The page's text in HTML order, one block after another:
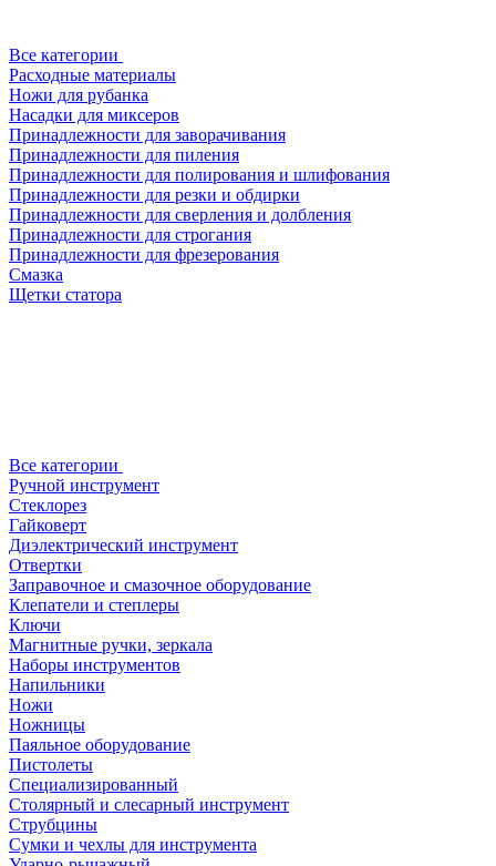
Все категории
Расходные материалы
Ножи для рубанка
Насадки для миксеров
Принадлежности для заворачивания
Принадлежности для пиления
Принадлежности для полирования и шлифования
Принадлежности для резки и обдирки
Принадлежности для сверления и долбления
Принадлежности для строгания
Принадлежности для фрезерования
Смазка
Щетки статора
Все категории
Ручной инструмент
Стеклорез
Гайковерт
Диэлектрический инструмент
Отвертки
Заправочное и смазочное оборудование
Клепатели и степлеры
Ключи
Магнитные ручки, зеркала
Наборы инструментов
Напильники
Ножи
Ножницы
Паяльное оборудование
Пистолеты
Специализированный
Столярный и слесарный инструмент
Струбцины
Сумки и чехлы для инструмента